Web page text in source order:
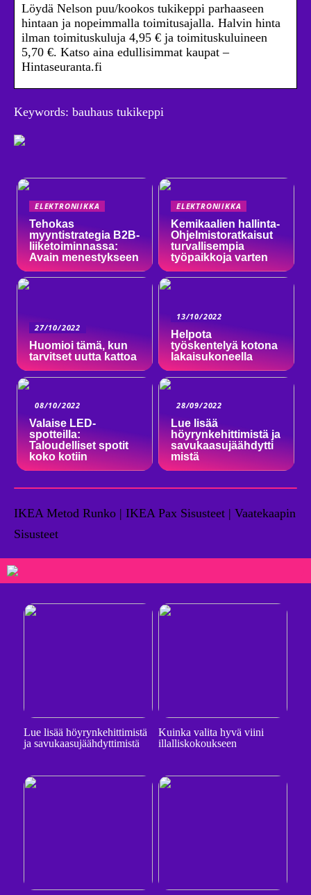
Löydä Nelson puu/kookos tukikeppi parhaaseen
hintaan ja nopeimmalla toimitusajalla. Halvin hinta
ilman toimituskuluja 4,95 € ja toimituskuluineen
5,70 €. Katso aina edullisimmat kaupat –
Hintaseuranta.fi
Keywords: bauhaus tukikeppi
ELEKTRONIIKKA
Tehokas
myyntistrategia B2B-
liiketoiminnassa:
Avain menestykseen
ELEKTRONIIKKA
Kemikaalien hallinta-
Ohjelmistoratkaisut
turvallisempia
työpaikkoja varten
27/10/2022
Huomioi tämä, kun
tarvitset uutta kattoa
13/10/2022
Helpota
työskentelyä kotona
lakaisukoneella
08/10/2022
Valaise LED-
spotteilla:
Taloudelliset spotit
koko kotiin
28/09/2022
Lue lisää
höyrynkehittimistä ja
savukaasujäähdytti
mistä
IKEA Metod Runko | IKEA Pax Sisusteet | Vaatekaapin
Sisusteet
Lue lisää höyrynkehittimistä
ja savukaasujäähdyttimistä
Kuinka valita hyvä viini
illalliskokoukseen